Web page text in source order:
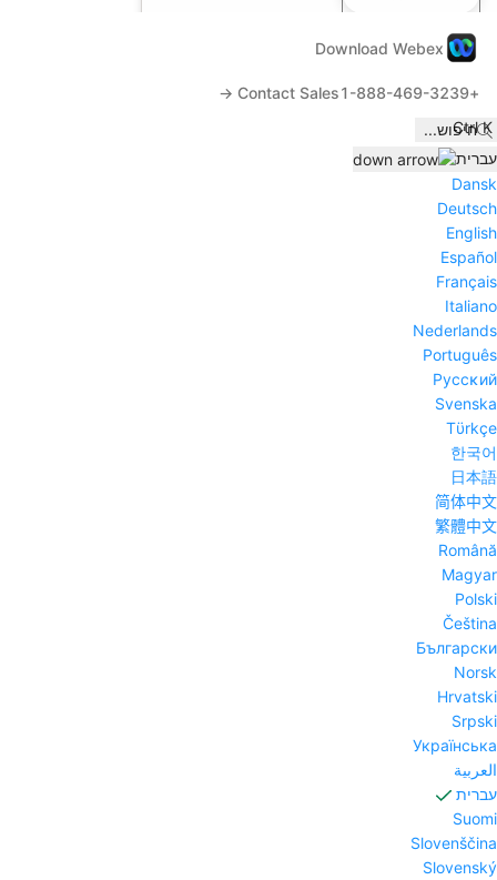
Download Webex
+1-888-469-3239
Contact Sales →
חיפוש...
Ctrl K
עברית
Dansk
Deutsch
English
Español
Français
Italiano
Nederlands
Português
Pyccĸий
Svenska
Tϋrkçe
한국어
日本語
简体中文
繁體中文
Română
Magyar
Polski
Čeština
Български
Norsk
Hrvatski
Srpski
Українська
العربية
עברית
Suomi
Slovenščina
Slovenský